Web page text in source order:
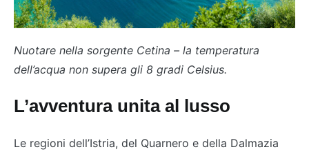
Nuotare nella sorgente Cetina – la temperatura
dell’acqua non supera gli 8 gradi Celsius.
L’avventura unita al lusso
Le regioni dell’Istria, del Quarnero e della Dalmazia